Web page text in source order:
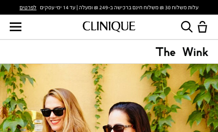
עלות משלוח 30 ₪ משלוח חינם ברכישה ב-249 ₪ ומעלה | עד 14 ימי עסקים לפרטים